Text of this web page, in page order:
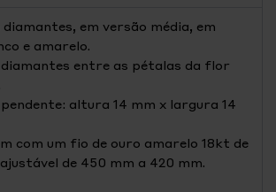
em versão média, em
e amarelo.
diamantes entre as pétalas da flor
altura 14 mm x largura 14
com um fio de ouro amarelo 18kt de
de 450 mm a 420 mm.